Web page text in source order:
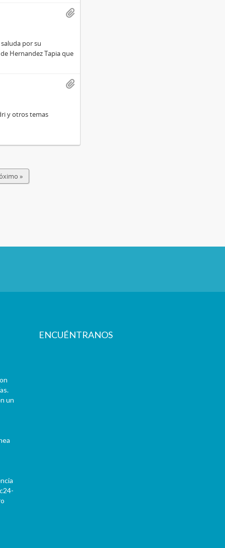
por su
Hernandez Tapia que
y otros temas
»
un
ENCUÉNTRANOS